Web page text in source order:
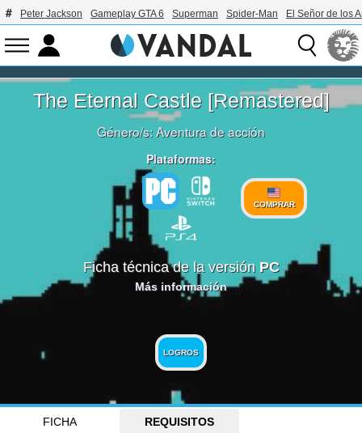
Peter Jackson Gameplay GTA 6 Superman Spider-Man El Señor de los
The Eternal Castle [Remastered]
Género/s:Aventura de acción
Plataformas:
COMPRAR
Ficha técnica de la versión PC
Más información
LOGROS
FICHA
REQUISITOS